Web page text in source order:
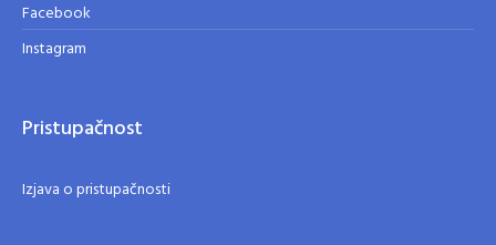
Facebook
Instagram
Pristupačnost
Izjava o pristupačnosti